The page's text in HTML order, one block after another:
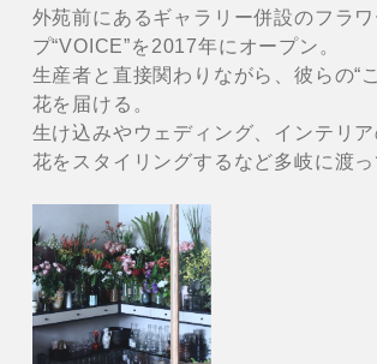
外苑前にあるギャラリー併設のフラワ
プ“VOICE”を2017年にオープン。
生産者と直接関わりながら、彼らの“
花を届ける。
生け込みやウェディング、インテリ
花をスタイリングするなど多岐に渡っ